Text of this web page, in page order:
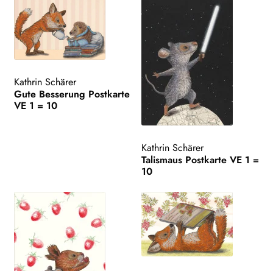
Kathrin Schärer
Gute Besserung Postkarte
VE 1 = 10
Kathrin Schärer
Talismaus Postkarte VE 1 =
10